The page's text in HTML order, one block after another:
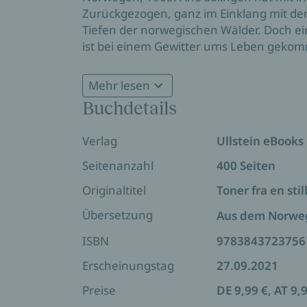
Zurückgezogen, ganz im Einklang mit
Tiefen der norwegischen Wälder. Doch
ist bei einem Gewitter ums Leben
verändern wird: eine Harfe.
Nach und nach entdeckt Ane ihre
Instrument. Schwanger mit Hans' Kind
Als das Schicksal erneut zuschlägt, ist
Ausgang - immer begleitet vom Zauber
Eine zutiefst tröstende Geschichte für
geliebt haben.
Mehr lesen
Buchdetails
Verlag
Ullstein eBooks
Seitenanzahl
400 Seiten
Originaltitel
Toner fra en
Übersetzung
Aus dem
ISBN
9783843723756
Erscheinungstag
27.09.2021
Preise
DE 9,99 €, AT